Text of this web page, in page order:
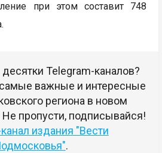
при этом составит 748
Telegram-каналов?
важные и интересные
региона в новом
Не пропусти, подписывайся!
издания "Вести
.